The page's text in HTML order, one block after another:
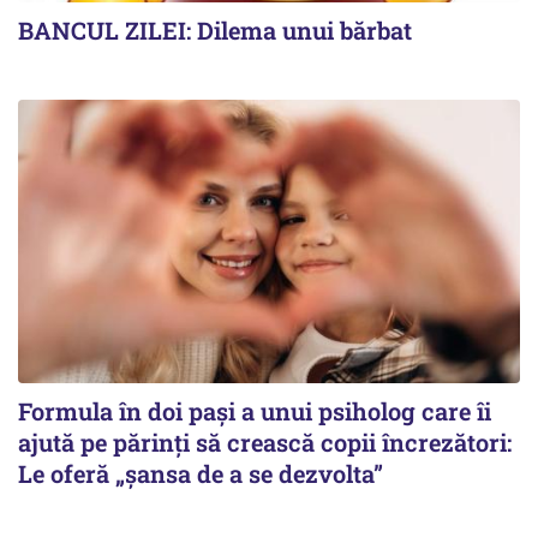
BANCUL ZILEI: Dilema unui bărbat
Formula în doi pași a unui psiholog care îi
ajută pe părinți să crească copii încrezători:
Le oferă „șansa de a se dezvolta”